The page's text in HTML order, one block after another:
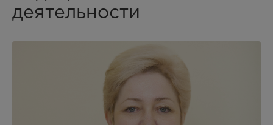
деятельности